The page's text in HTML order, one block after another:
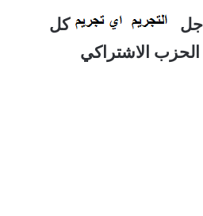
كل
الاشتراكي